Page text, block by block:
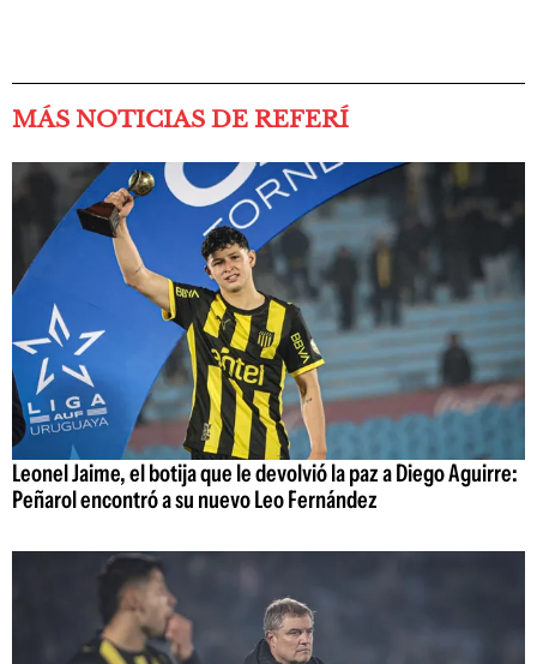
MÁS NOTICIAS DE REFERÍ
Leonel Jaime, el botija que le devolvió la paz a Diego Aguirre:
Peñarol encontró a su nuevo Leo Fernández